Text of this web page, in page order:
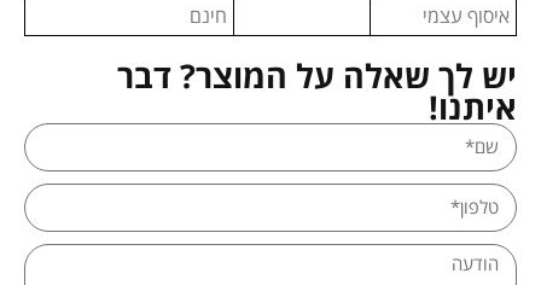
איסוף עצמי
חינם
יש לך שאלה על המוצר? דבר
איתנו!